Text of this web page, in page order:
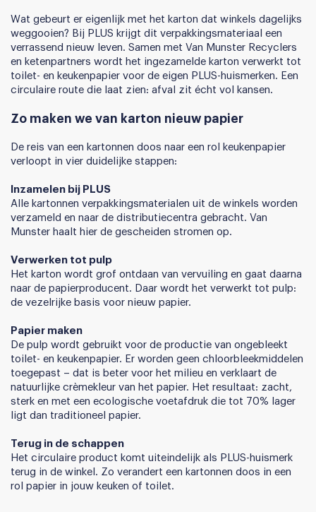
Wat gebeurt er eigenlijk met het karton dat winkels dagelijks
weggooien? Bij PLUS krijgt dit verpakkingsmateriaal een
verrassend nieuw leven. Samen met Van Munster Recyclers
en ketenpartners wordt het ingezamelde karton verwerkt tot
toilet- en keukenpapier voor de eigen PLUS-huismerken. Een
circulaire route die laat zien: afval zit écht vol kansen.
Zo maken we van karton nieuw papier
De reis van een kartonnen doos naar een rol keukenpapier
verloopt in vier duidelijke stappen:
Inzamelen bij PLUS
Alle kartonnen verpakkingsmaterialen uit de winkels worden
verzameld en naar de distributiecentra gebracht. Van
Munster haalt hier de gescheiden stromen op.
Verwerken tot pulp
Het karton wordt grof ontdaan van vervuiling en gaat daarna
naar de papierproducent. Daar wordt het verwerkt tot pulp:
de vezelrijke basis voor nieuw papier.
Papier maken
De pulp wordt gebruikt voor de productie van ongebleekt
toilet- en keukenpapier. Er worden geen chloorbleekmiddelen
toegepast – dat is beter voor het milieu en verklaart de
natuurlijke crèmekleur van het papier. Het resultaat: zacht,
sterk en met een ecologische voetafdruk die tot 70% lager
ligt dan traditioneel papier.
Terug in de schappen
Het circulaire product komt uiteindelijk als PLUS-huismerk
terug in de winkel. Zo verandert een kartonnen doos in een
rol papier in jouw keuken of toilet.